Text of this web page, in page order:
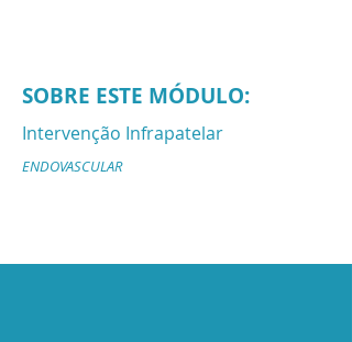
SOBRE ESTE MÓDULO:
Intervenção Infrapatelar
ENDOVASCULAR